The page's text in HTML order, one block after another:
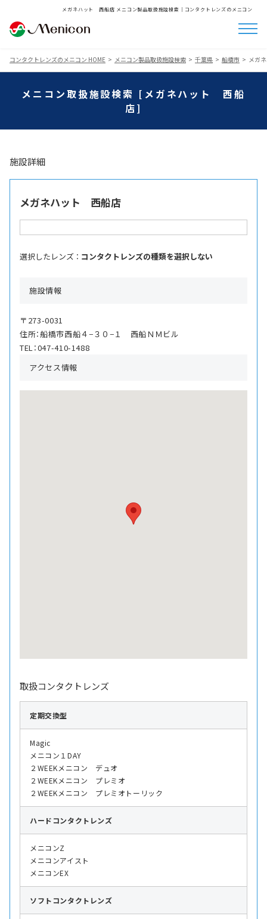
メガネハット 西船店 メニコン製品取扱施設検索│コンタクトレンズのメニコン
コンタクトレンズのメニコン HOME メニコン製品取扱施設検索 千葉県 船橋市 メガ
メニコン取扱施設検索 [メガネハット 西船
店]
施設詳細
メガネハット 西船店
選択したレンズ ： コンタクトレンズの種類を選択しない
施設情報
〒273-0031
住所：船橋市西船４−３０−１ 西船ＮＭビル
TEL：047-410-1488
アクセス情報
取扱コンタクトレンズ
定期交換型
Magic
メニコン１DAY
２WEEKメニコン デュオ
２WEEKメニコン プレミオ
２WEEKメニコン プレミオトーリック
ハード コンタクトレンズ
メニコンZ
メニコンアイスト
メニコンEX
ソフト コンタクトレンズ